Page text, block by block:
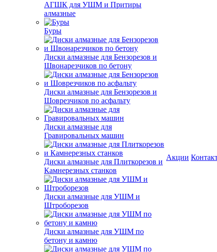
АГШК для УШМ и Притиры
алмазные
Буры
Диски алмазные для Бензорезов и
Швонарезчиков по бетону
Диски алмазные для Бензорезов и
Шоврезчиков по асфальту
Диски алмазные для
Гравировальных машин
Диски алмазные для Плиткорезов и
Камнерезных станков
Диски алмазные для УШМ и
Штроборезов
Диски алмазные для УШМ по
бетону и камню
Акции